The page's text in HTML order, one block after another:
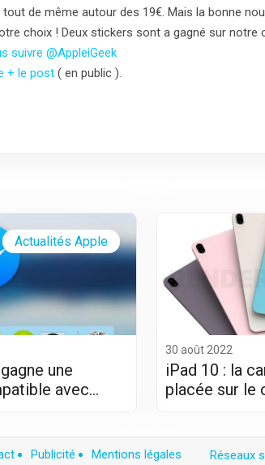
de même autour des 19€. Mais la bonne
choix ! Deux stickers sont a gagné sur
suivre @AppleiGeek
+ le post ( en public ).
une
avec
Actualités Apple
30 août 2022
iPad 10 : la
placée sur le
Publicité Mentions légales
Réseaux